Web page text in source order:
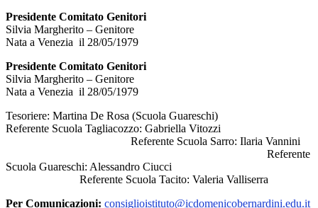
Presidente Comitato Genitori
Silvia Margherito – Genitore
Nata a Venezia il 28/05/1979
Presidente Comitato Genitori
Silvia Margherito – Genitore
Nata a Venezia il 28/05/1979
Tesoriere: Martina De Rosa (Scuola Guareschi)
Referente Scuola Tagliacozzo: Gabriella Vitozzi
Referente Scuola Sarro: Ilaria Vannini
Referente
Scuola Guareschi: Alessandro Ciucci
Referente Scuola Tacito: Valeria Valliserra
Per Comunicazioni: consiglioistituto@icdomenicobernardini.edu.it